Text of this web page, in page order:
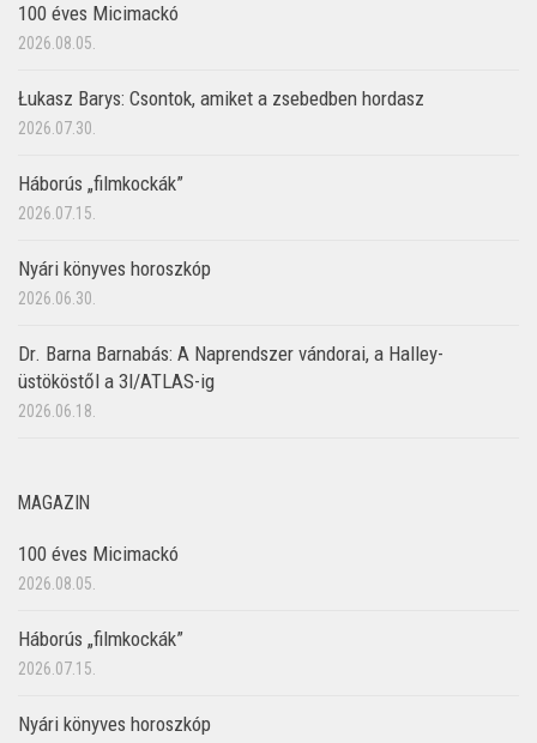
100 éves Micimackó
2026.08.05.
Łukasz Barys: Csontok, amiket a zsebedben hordasz
2026.07.30.
Háborús „filmkockák”
2026.07.15.
Nyári könyves horoszkóp
2026.06.30.
Dr. Barna Barnabás: A Naprendszer vándorai, a Halley-
üstököstől a 3I/ATLAS-ig
2026.06.18.
MAGAZIN
100 éves Micimackó
2026.08.05.
Háborús „filmkockák”
2026.07.15.
Nyári könyves horoszkóp